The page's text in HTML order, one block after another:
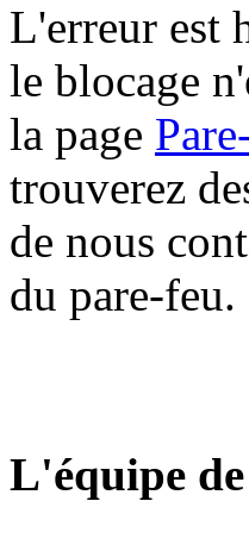
L'erreur est
le blocage
la page
trouverez
de nous
du pare-feu.
L'équipe